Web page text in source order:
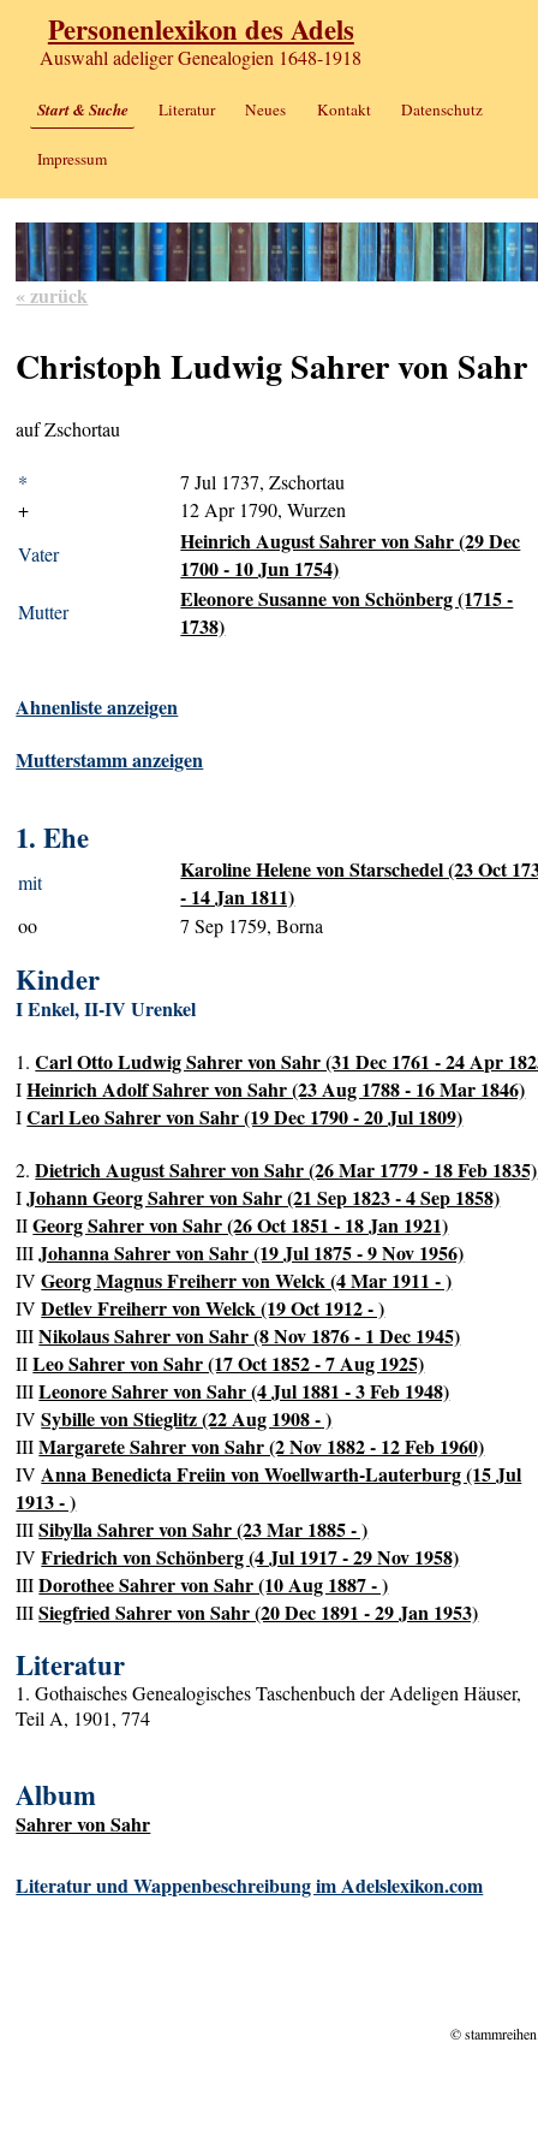
Personenlexikon des Adels
Auswahl adeliger Genealogien 1648-1918
Start & Suche Literatur Neues Kontakt Datenschutz
Impressum
« zurück
Christoph Ludwig Sahrer von Sahr
auf Zschortau
*
7 Jul 1737, Zschortau
+
12 Apr 1790, Wurzen
Vater
Heinrich August Sahrer von Sahr (29 Dec
1700 - 10 Jun 1754)
Mutter
Eleonore Susanne von Schönberg (1715 -
1738)
Ahnenliste anzeigen
Mutterstamm anzeigen
1. Ehe
mit
Karoline Helene von Starschedel (23 Oct
- 14 Jan 1811)
oo 7 Sep 1759, Borna
Kinder
I Enkel, II-IV Urenkel
1.Carl Otto Ludwig Sahrer von Sahr (31 Dec 1761 - 24 Apr
IHeinrich Adolf Sahrer von Sahr (23 Aug 1788 - 16 Mar 1846)
ICarl Leo Sahrer von Sahr (19 Dec 1790 - 20 Jul 1809)
2.Dietrich August Sahrer von Sahr (26 Mar 1779 - 18 Feb 1835)
IJohann Georg Sahrer von Sahr (21 Sep 1823 - 4 Sep 1858)
IIGeorg Sahrer von Sahr (26 Oct 1851 - 18 Jan 1921)
IIIJohanna Sahrer von Sahr (19 Jul 1875 - 9 Nov 1956)
IVGeorg Magnus Freiherr von Welck (4 Mar 1911 - )
IVDetlev Freiherr von Welck (19 Oct 1912 - )
IIINikolaus Sahrer von Sahr (8 Nov 1876 - 1 Dec 1945)
IILeo Sahrer von Sahr (17 Oct 1852 - 7 Aug 1925)
IIILeonore Sahrer von Sahr (4 Jul 1881 - 3 Feb 1948)
IVSybille von Stieglitz (22 Aug 1908 - )
IIIMargarete Sahrer von Sahr (2 Nov 1882 - 12 Feb 1960)
IVAnna Benedicta Freiin von Woellwarth-Lauterburg (15 Jul
1913 - )
IIISibylla Sahrer von Sahr (23 Mar 1885 - )
IVFriedrich von Schönberg (4 Jul 1917 - 29 Nov 1958)
IIIDorothee Sahrer von Sahr (10 Aug 1887 - )
IIISiegfried Sahrer von Sahr (20 Dec 1891 - 29 Jan 1953)
Literatur
1. Gothaisches Genealogisches Taschenbuch der Adeligen Häuser,
Teil A, 1901, 774
Album
Sahrer von Sahr
Literatur und Wappenbeschreibung im Adelslexikon.com
©